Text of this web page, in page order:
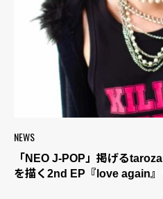
NEWS
「NEO J-POP」掲げる
を描く2nd EP『love again』